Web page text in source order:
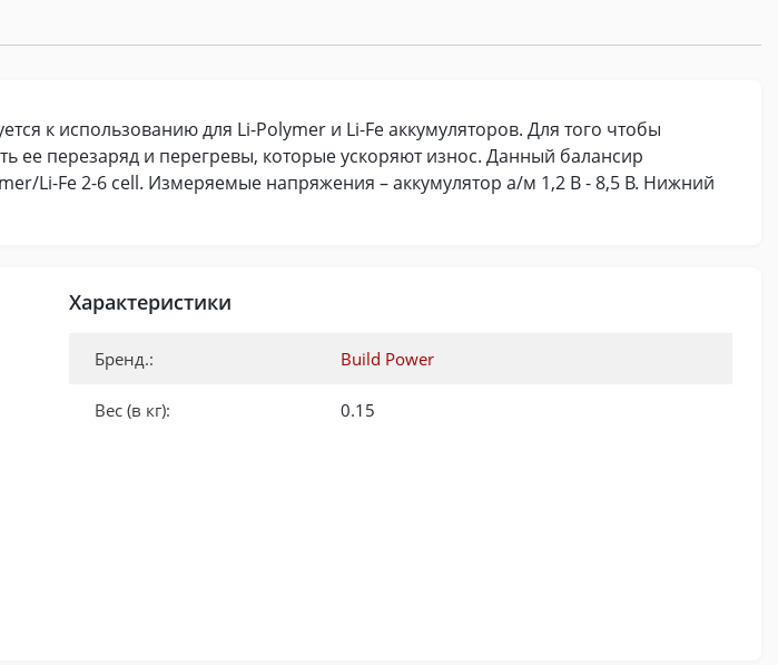
к использованию для Li-Polymer и Li-Fe аккумуляторов. Для того чтобы
ее перезаряд и перегревы, которые ускоряют износ. Данный балансир
Li-Fe 2-6 cell. Измеряемые напряжения – аккумулятор а/м 1,2 В - 8,5 В. Нижний
Характеристики
Бренд.: Build Power
Вес (в кг): 0.15